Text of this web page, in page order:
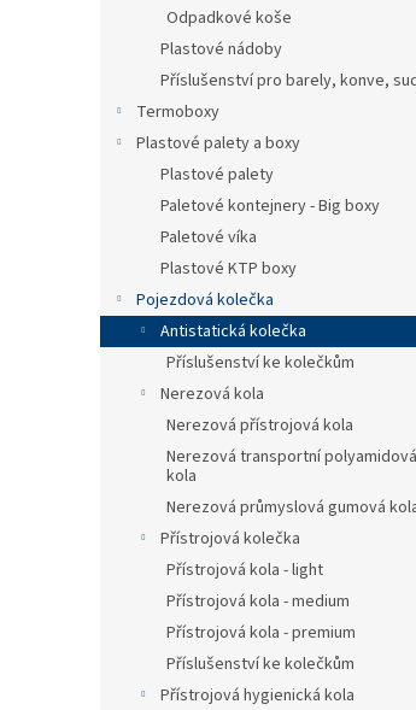
Odpadkové koše
Plastové nádoby
Příslušenství pro barely, konve,
Termoboxy
Plastové palety a boxy
Plastové palety
Paletové kontejnery - Big boxy
Paletové víka
Plastové KTP boxy
Pojezdová kolečka
Antistatická kolečka
Příslušenství ke kolečkům
Nerezová kola
Nerezová přístrojová kola
Nerezová transportní polyamidová
kola
Nerezová průmyslová gumová
Přístrojová kolečka
Přístrojová kola - light
Přístrojová kola - medium
Přístrojová kola - premium
Příslušenství ke kolečkům
Přístrojová hygienická kola